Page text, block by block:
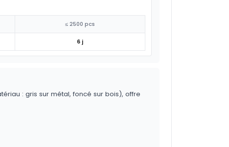
≤ 2500 pcs
6 j
: gris sur métal, foncé sur bois), offre